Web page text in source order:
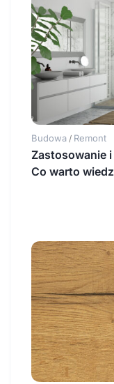
Budowa / Remont
Zastosowanie
Co warto